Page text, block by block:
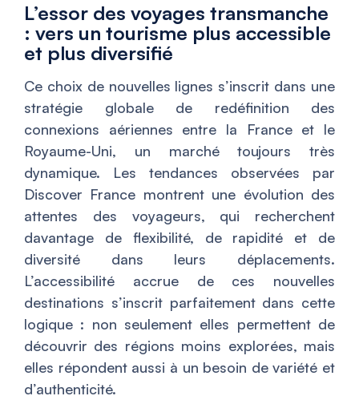
L’essor des voyages transmanche
: vers un tourisme plus accessible
et plus diversifié
Ce choix de nouvelles lignes s’inscrit dans une
stratégie globale de redéfinition des
connexions aériennes entre la France et le
Royaume-Uni, un marché toujours très
dynamique. Les tendances observées par
Discover France montrent une évolution des
attentes des voyageurs, qui recherchent
davantage de flexibilité, de rapidité et de
diversité dans leurs déplacements.
L’accessibilité accrue de ces nouvelles
destinations s’inscrit parfaitement dans cette
logique : non seulement elles permettent de
découvrir des régions moins explorées, mais
elles répondent aussi à un besoin de variété et
d’authenticité.